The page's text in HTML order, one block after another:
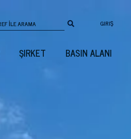
GIRIŞ
ŞIRKET BASIN ALANI